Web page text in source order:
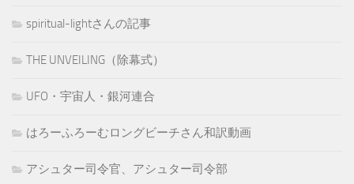
spiritual-lightさんの記事
THE UNVEILING（除幕式）
UFO・宇宙人・銀河連合
はろーふろーむロングビーチさん和訳動画
アシュター司令官、アシュター司令部